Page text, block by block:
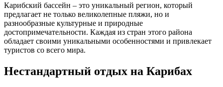
Карибский бассейн – это уникальный регион, который
предлагает не только великолепные пляжи, но и
разнообразные культурные и природные
достопримечательности. Каждая из стран этого района
обладает своими уникальными особенностями и привлекает
туристов со всего мира.
Нестандартный отдых на Карибах